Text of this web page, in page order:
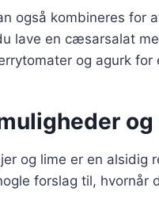
også kombineres for
lave en cæsarsalat
og agurk for
og lime er en alsidig
forslag til,